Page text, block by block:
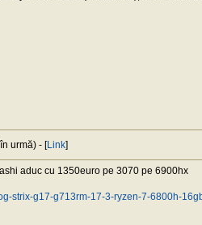
urmă) - [Link]
aduc cu 1350euro pe 3070 pe 6900hx
strix-g17-g713rm-17-3-ryzen-7-6800h-